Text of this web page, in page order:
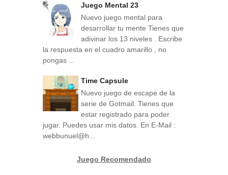
Juego Mental 23
Nuevo juego mental para
desarrollar tu mente Tienes que
adivinar los 13 niveles . Escribe
la respuesta en el cuadro amarillo , no
pongas ...
Time Capsule
Nuevo juego de escape de la
serie de Gotmail. Tienes que
estar registrado para poder
jugar. Puedes usar mis datos. En E-Mail :
webbunuel@h...
Juego Recomendado